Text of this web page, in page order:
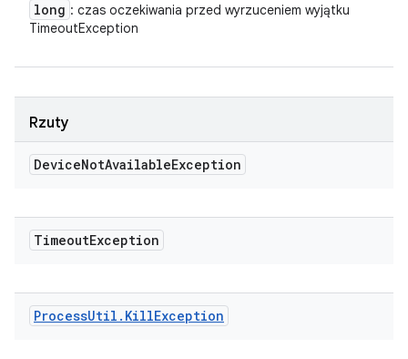
long : czas oczekiwania przed wyrzuceniem wyjątku
TimeoutException
Rzuty
DeviceNotAvailableException
TimeoutException
ProcessUtil . KillException